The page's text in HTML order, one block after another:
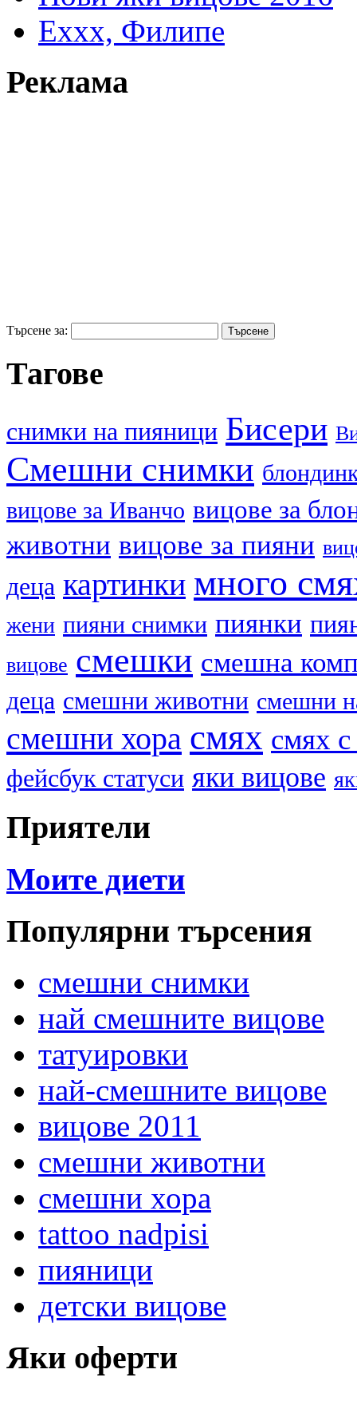
Еххх, Филипе
Реклама
Търсене за:
Тагове
cнимки на пияници Бисери
Смешни снимки
вицове за Иванчо вицове за
животни вицове за пияни
деца картинки много
жени пияни снимки пиянки
вицове смешки смешна
деца смешни животни смешни
смешни хора смях смях
фейсбук статуси яки вицове
Приятели
Моите диети
Популярни търсения
смешни снимки
най смешните вицове
татуировки
най-смешните вицове
вицове 2011
смешни животни
смешни хора
tattoo nadpisi
пияници
детски вицове
Яки оферти